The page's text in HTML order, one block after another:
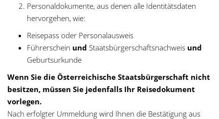
Personaldokumente, aus denen alle Identitätsdaten
hervorgehen, wie:
Reisepass oder Personalausweis
Führerschein und Staatsbürgerschaftsnachweis und
Geburtsurkunde
Wenn Sie die Österreichische Staatsbürgerschaft nicht
besitzen, müssen Sie jedenfalls Ihr Reisedokument
vorlegen.
Nach erfolgter Ummeldung wird Ihnen die Bestätigung aus